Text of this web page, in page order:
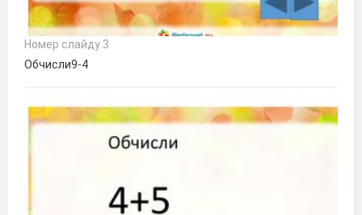
Номер слайду 3
Обчисли9-4